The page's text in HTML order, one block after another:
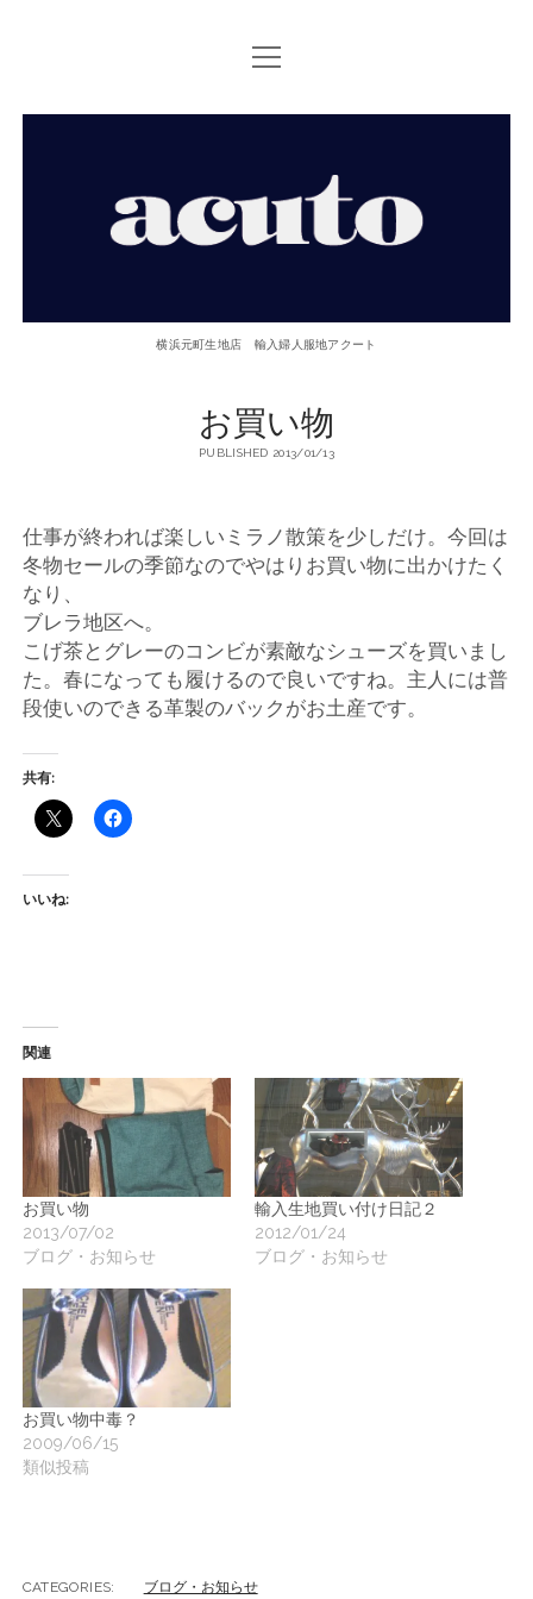
TOP PAGE
ACUTOについて
open
menu
元
店
輸
入
婦
人
服
地
ク
ー
ト
横浜元町生地店 輸入婦人服地アクート
お買い物
PUBLISHED 2013/01/13
仕事が終われば楽しいミラノ散策を少しだけ。今回は
冬物セールの季節なのでやはりお買い物に出かけたく
なり、
ブレラ地区へ。
こげ茶とグレーのコンビが素敵なシューズを買いまし
た。春になっても履けるので良いですね。主人には普
段使いのできる革製のバックがお土産です。
共有:
いいね:
関連
お買い物
2013/07/02
ブログ・お知らせ
輸入生地買い付け日記２
2012/01/24
ブログ・お知らせ
お買い物中毒？
2009/06/15
類似投稿
CATEGORIES: ブログ・お知らせ